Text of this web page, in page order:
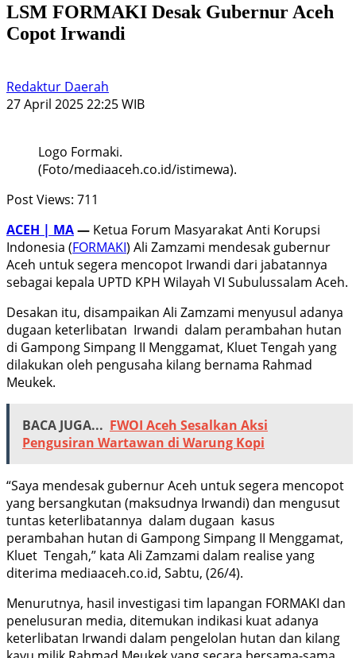
LSM FORMAKI Desak Gubernur Aceh
Copot Irwandi
Redaktur Daerah
27 April 2025 22:25 WIB
Logo Formaki.
(Foto/mediaaceh.co.id/istimewa).
Post Views: 711
ACEH | MA— Ketua Forum Masyarakat Anti Korupsi
Indonesia (FORMAKI) Ali Zamzami mendesak gubernur
Aceh untuk segera mencopot Irwandi dari jabatannya
sebagai kepala UPTD KPH Wilayah VI Subulussalam Aceh.
Desakan itu, disampaikan Ali Zamzami menyusul adanya
dugaan keterlibatan Irwandi dalam perambahan hutan
di Gampong Simpang II Menggamat, Kluet Tengah yang
dilakukan oleh pengusaha kilang bernama Rahmad
Meukek.
BACA JUGA... FWOI Aceh Sesalkan Aksi
Pengusiran Wartawan di Warung Kopi
“Saya mendesak gubernur Aceh untuk segera mencopot
yang bersangkutan (maksudnya Irwandi) dan mengusut
tuntas keterlibatannya dalam dugaan kasus
perambahan hutan di Gampong Simpang II Menggamat,
Kluet Tengah,” kata Ali Zamzami dalam realise yang
diterima mediaaceh.co.id, Sabtu, (26/4).
Menurutnya, hasil investigasi tim lapangan FORMAKI dan
penelusuran media, ditemukan indikasi kuat adanya
keterlibatan Irwandi dalam pengelolan hutan dan kilang